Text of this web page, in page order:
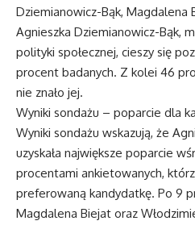
Dziemianowicz-Bąk, Magdalena
Agnieszka Dziemianowicz-Bąk,
polityki społecznej, cieszy się
procent badanych. Z kolei 46
nie znało jej.
Wyniki sondażu – poparcie dla
Wyniki sondażu wskazują, że
uzyskała największe poparcie
procentami ankietowanych,
preferowaną kandydatkę. Po 9
Magdalena Biejat oraz